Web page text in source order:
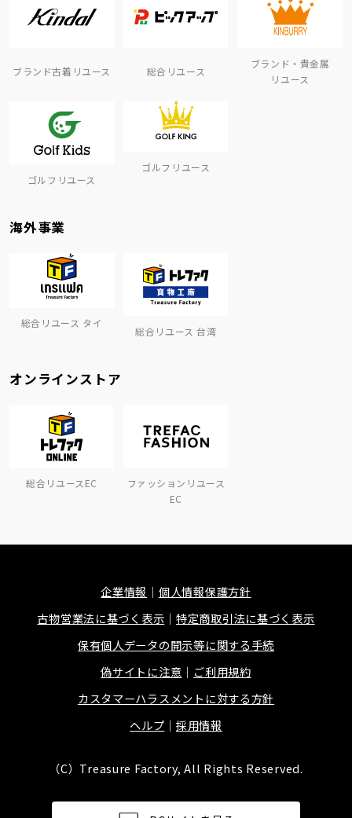
ブランド古着リユース 総合リユース
ブランド・貴金属
リユース
ゴルフリユース
ゴルフリユース
海外事業
総合リユース タイ
総合リユース 台湾
オンラインストア
総合リユースEC
ファッションリユース
EC
企業情報
個人情報保護方針
古物営業法に基づく表示
特定商取引法に基づく表示
保有個人データの開示等に関する手続
偽サイトに注意
ご利用規約
カスタマーハラスメントに対する方針
ヘルプ
採用情報
（C）Treasure Factory, All Rights Reserved.